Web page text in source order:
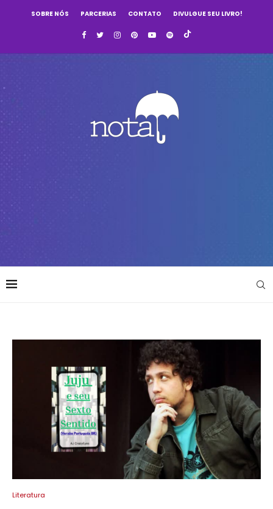
SOBRE NÓS PARCERIAS CONTATO DIVULGUE SEU LIVRO!
Literatura